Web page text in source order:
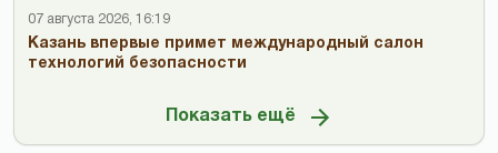
07 августа 2026, 16:19
Казань впервые примет международный салон
технологий безопасности
Показать ещё